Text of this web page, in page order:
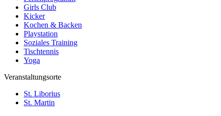
Girls Club
Kicker
Kochen & Backen
Playstation
Soziales Training
Tischtennis
Yoga
Veranstaltungsorte
St. Liborius
St. Martin